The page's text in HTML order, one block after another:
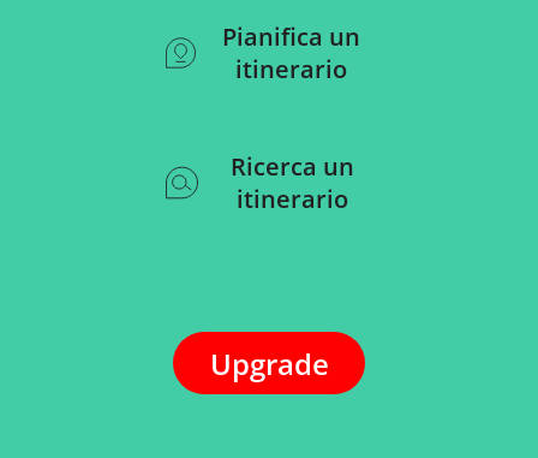
Pianifica un
itinerario
Ricerca un
itinerario
Upgrade